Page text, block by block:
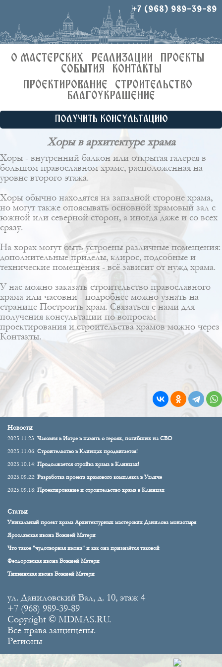
+7 (968) 989-39-89
О МАСТЕРСКИХ РЕАЛИЗАЦИИ
ПРОЕКТЫ
СОБЫТИЯ
КОНТАКТЫ
ПРОЕКТИРОВАНИЕ
СТРОИТЕЛЬСТВО
БЛАГОУКРАШЕНИЕ
ПОЛУЧИТЬ КОНСУЛЬТАЦИЮ
Хоры в архитектуре храма
Хоры - внутренний балкон или открытая галерея в
большом православном храме, расположенная на
уровне второго этажа.
Хоры обычно находятся на западной стороне храма,
но могут также опоясывать основной храмовый зал с
южной или северной сторон, а иногда даже и со всех
сразу.
На хорах могут быть устроены различные помещения:
дополнительныеприделы, клирос, подсобные и
технические помещения - всё зависит от нужд храма.
У нас можно заказать строительство православного
храма или часовни - подробнее можно узнать на
странице Построить храм. Связаться с нами для
получения консультации по вопросам
проектирования и строительства храмов можно через
Контакты.
Новости
2025.11.23: Часовня в Истре в память о героях, погибших на СВО
2025.11.06: Строительство в Клинцах продвигается!
2025.10.14: Продолжается стройка храма в Клинцах!
2025.09.22: Разработка проекта храмового комплекса в Угличе
2025.09.18: Проектирование и строительство храма в Клинцах
Статьи
Уникальный проект храма Архитектурных мастерских Данилова монастыря
Ярославская икона Божией Матери
Что такое "чудотворная икона" и как она признаётся таковой
Феодоровская икона Божией Матери
Тихвинская икона Божией Матери
ул. Даниловский Вал, д. 10, этаж 4
+7 (968) 989-39-89
Copyright © MDMAS.RU.
Все права защищены.
Регионы